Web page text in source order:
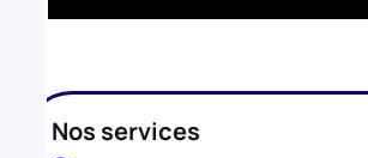
Nos services